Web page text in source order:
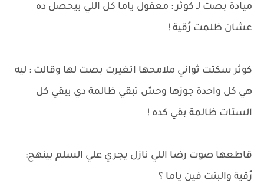
ميادة بصت لـ كوثر : معقول ياما كل اللي بيحصل ده
عشان ظلمت رُقية !
كوثر سكتت ثواني ملامحها اتغيرت بصت لها وقالت : ليه
هي كل واحدة جوزها وحش تبقي ظالمة دي يبقي كل
الستات ظالمة بقي كده !
قاطعها صوت رضا اللي نازل يجري علي السلم بينهج:
رُقية والبنت فين ياما ؟